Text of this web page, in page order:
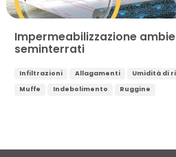
Impermeabilizzazione
seminterrati
Infiltrazioni Allagamenti Umidità di
Muffe
Indebolimento Ruggine